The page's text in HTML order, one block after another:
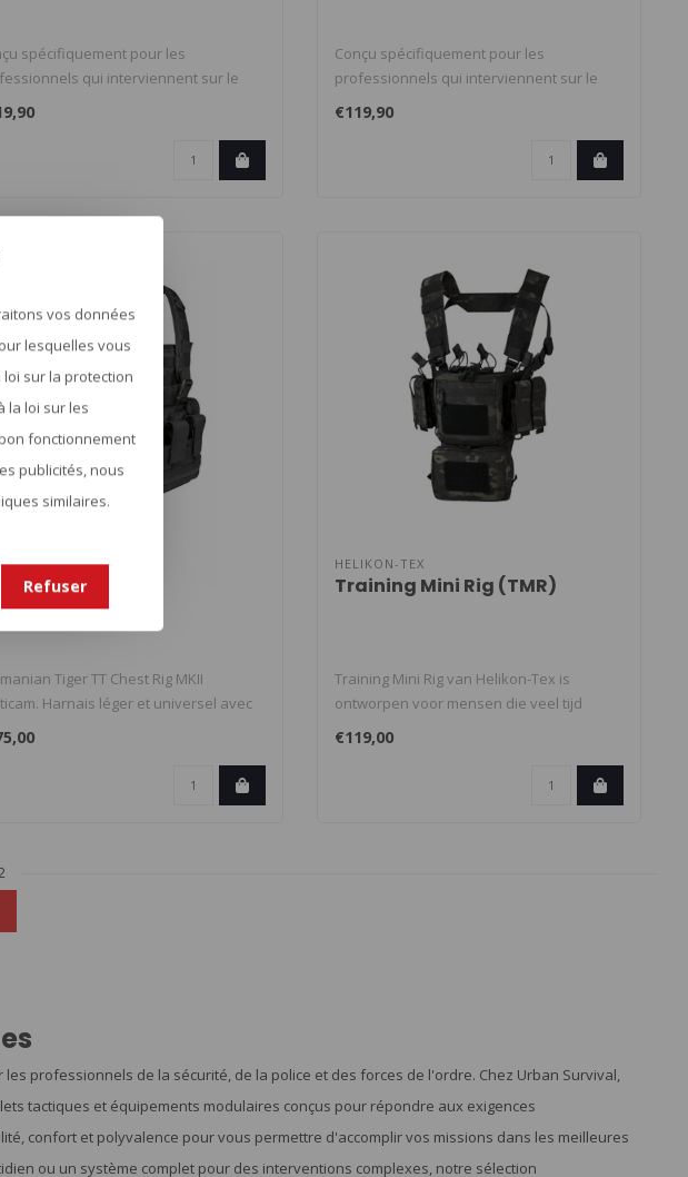
spécifiquement pour les
qui interviennent sur le
Conçu spécifiquement pour les
professionnels qui interviennent sur le
€119,90
TIGER
Chest Rig MKII
Tiger TT Chest Rig MKII
Harnais léger et universel avec
HELIKON-TEX
Training Mini Rig (TMR)
Training Mini Rig van Helikon-Tex is
ontworpen voor mensen die veel tijd
doorbre..
€119,00
professionnels de la sécurité, de la police et des forces de l'ordre. Chez Urban Survival,
tactiques et équipements modulaires conçus pour répondre aux exigences
confort et polyvalence pour vous permettre d'accomplir vos missions dans les meilleures
ou un système complet pour des interventions complexes, notre sélection
vos données
lesquelles vous
sur la protection
la loi sur les
fonctionnement
publicités, nous
similaires.
Refuser